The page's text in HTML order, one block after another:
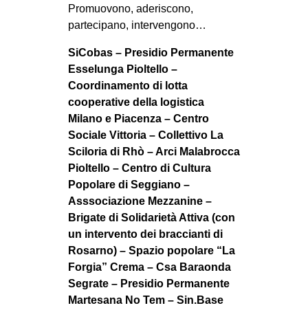
Promuovono, aderiscono,
partecipano, intervengono…
SiCobas – Presidio Permanente
Esselunga Pioltello –
Coordinamento di lotta
cooperative della logistica
Milano e Piacenza – Centro
Sociale Vittoria – Collettivo La
Sciloria di Rhò – Arci Malabrocca
Pioltello – Centro di Cultura
Popolare di Seggiano –
Asssociazione Mezzanine –
Brigate di Solidarietà Attiva (con
un intervento dei braccianti di
Rosarno) – Spazio popolare “La
Forgia” Crema – Csa Baraonda
Segrate – Presidio Permanente
Martesana No Tem – Sin.Base